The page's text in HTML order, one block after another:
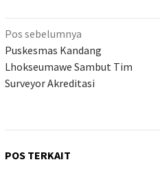
Navigasi
pos
Pos sebelumnya
Puskesmas Kandang
Lhokseumawe Sambut Tim
Surveyor Akreditasi
POS TERKAIT